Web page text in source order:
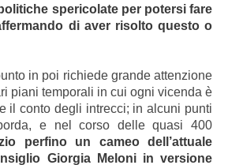
spericolate per potersi fare
di aver risolto questo o
in poi richiede grande attenzione
piani temporali in cui ogni vicenda è
il conto degli intrecci; in alcuni punti
e nel corso delle quasi 400
perfino un cameo dell’attuale
Giorgia Meloni in versione